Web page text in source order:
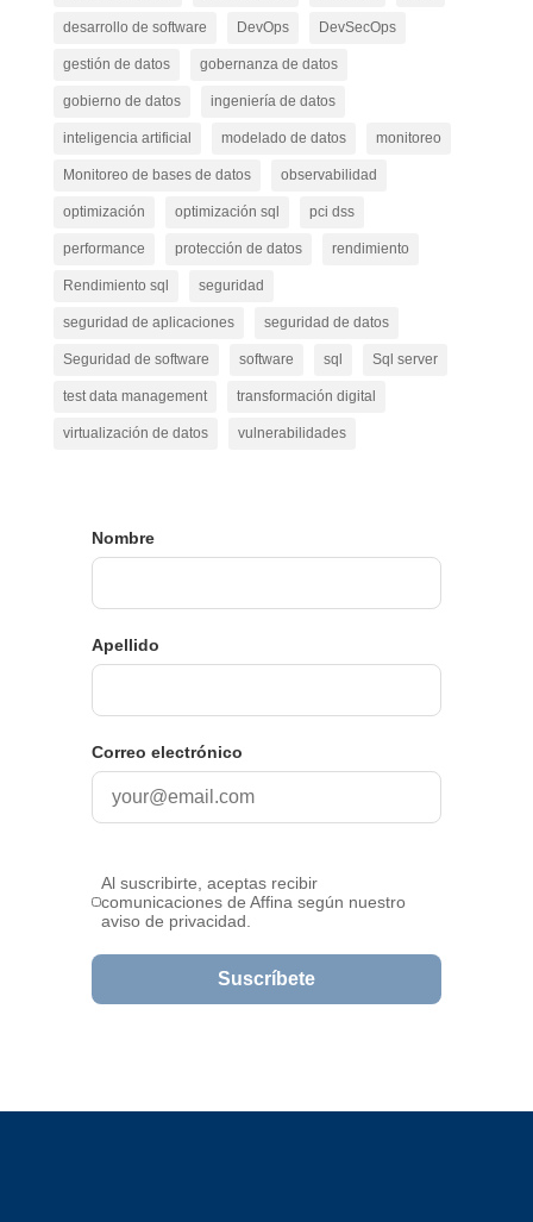
desarrollo de software DevOps DevSecOps
gestión de datos gobernanza de datos
gobierno de datos ingeniería de datos
inteligencia artificial modelado de datos monitoreo
Monitoreo de bases de datos observabilidad
optimización optimización sql pci dss
performance protección de datos rendimiento
Rendimiento sql seguridad
seguridad de aplicaciones seguridad de datos
Seguridad de software software sql Sql server
test data management transformación digital
virtualización de datos vulnerabilidades